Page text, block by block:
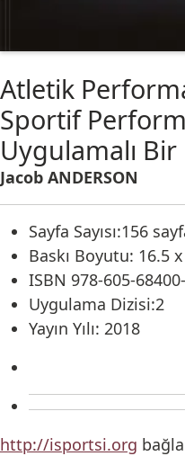
Atletik
Sportif
Uygulamalı Bir
Jacob ANDERSON
Sayfa Sayısı:156
Baskı Boyutu: 16.5
ISBN 978-605-
Uygulama Dizisi:2
Yayın Yılı: 2018
http://isportsi.org